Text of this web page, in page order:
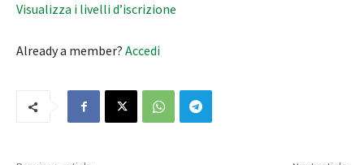
Visualizza i livelli d’iscrizione
Already a member? Accedi